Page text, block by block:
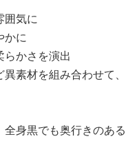
囲気に
かに
かさを演出
素材を組み合わせて、
身黒でも奥行きのある